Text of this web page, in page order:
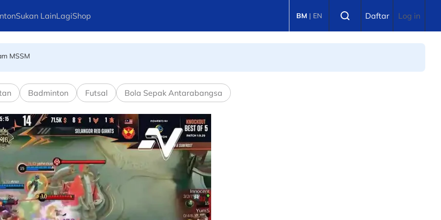
Sukan LainLagiShop BM | EN Daftar Log in
MSSM
lagi pemain Harimau Malaya sah terkeluar
Badminton Futsal Bola Sepak Antarabangsa